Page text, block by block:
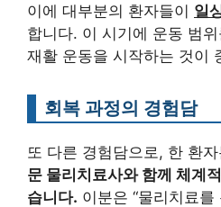
이에 대부분의 환자들이 일
합니다. 이 시기에 운동 범
재활 운동을 시작하는 것이
회복 과정의 경험담
또 다른 경험담으로, 한 환
문 물리치료사와 함께 체계
습니다. 이분은 “물리치료